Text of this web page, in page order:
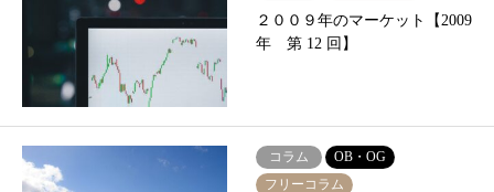
２００９年のマーケット【2009
年 第 12 回】
コラム
OB・OG
フリーコラム